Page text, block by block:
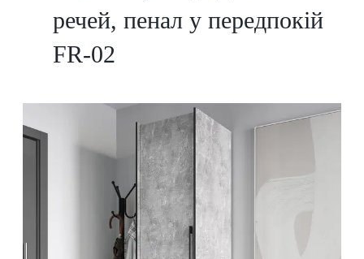
речей, пенал у передпокій
FR-02